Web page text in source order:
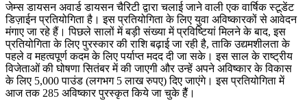
जेम्स डायसन अवार्ड डायसन चैरिटी द्वारा चलाई जाने वाली एक वार्षिक स्टूडेंट
डिज़ाईन प्रतियोगिता है। इस प्रतियोगिता के लिए युवा अविष्कारकों से आवेदन
मंगाए जा रहे हैं। पिछले सालों में बड़ी संख्या में प्रविष्टियां मिलने के बाद, इस
प्रतियोगिता के लिए पुरस्कार की राशि बढ़ाई जा रही है, ताकि उद्यमशीलता के
पहले व महत्वपूर्ण कदम के लिए पर्याप्त मदद दी जा सके। इस साल के राष्ट्रीय
विजेताओं की घोषणा सितंबर में की जाएगी और उन्हें अपने अविष्कार के विकास
के लिए 5,000 पाउंड (लगभग 5 लाख रुपए) दिए जाएंगे। इस प्रतियोगिता में
आज तक 285 अविष्कार पुरस्कृत किये जा चुके हैैं।